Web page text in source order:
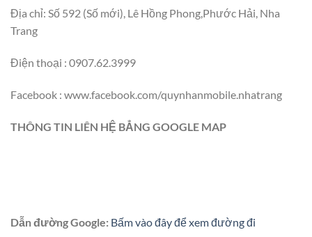
Địa chỉ: Số 592 (Số mới), Lê Hồng Phong,Phước Hải, Nha
Trang
Điện thoại : 0907.62.3999
Facebook : www.facebook.com/quynhanmobile.nhatrang
THÔNG TIN LIÊN HỆ BẲNG GOOGLE MAP
Dẫn đường Google: Bấm vào đây để xem đường đi